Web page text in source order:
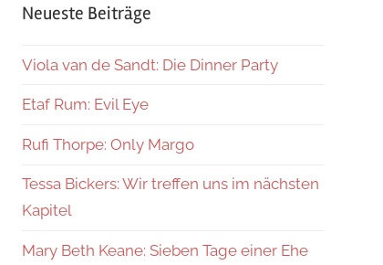
Neueste Beiträge
Viola van de Sandt: Die Dinner Party
Etaf Rum: Evil Eye
Rufi Thorpe: Only Margo
Tessa Bickers: Wir treffen uns im nächsten
Kapitel
Mary Beth Keane: Sieben Tage einer Ehe